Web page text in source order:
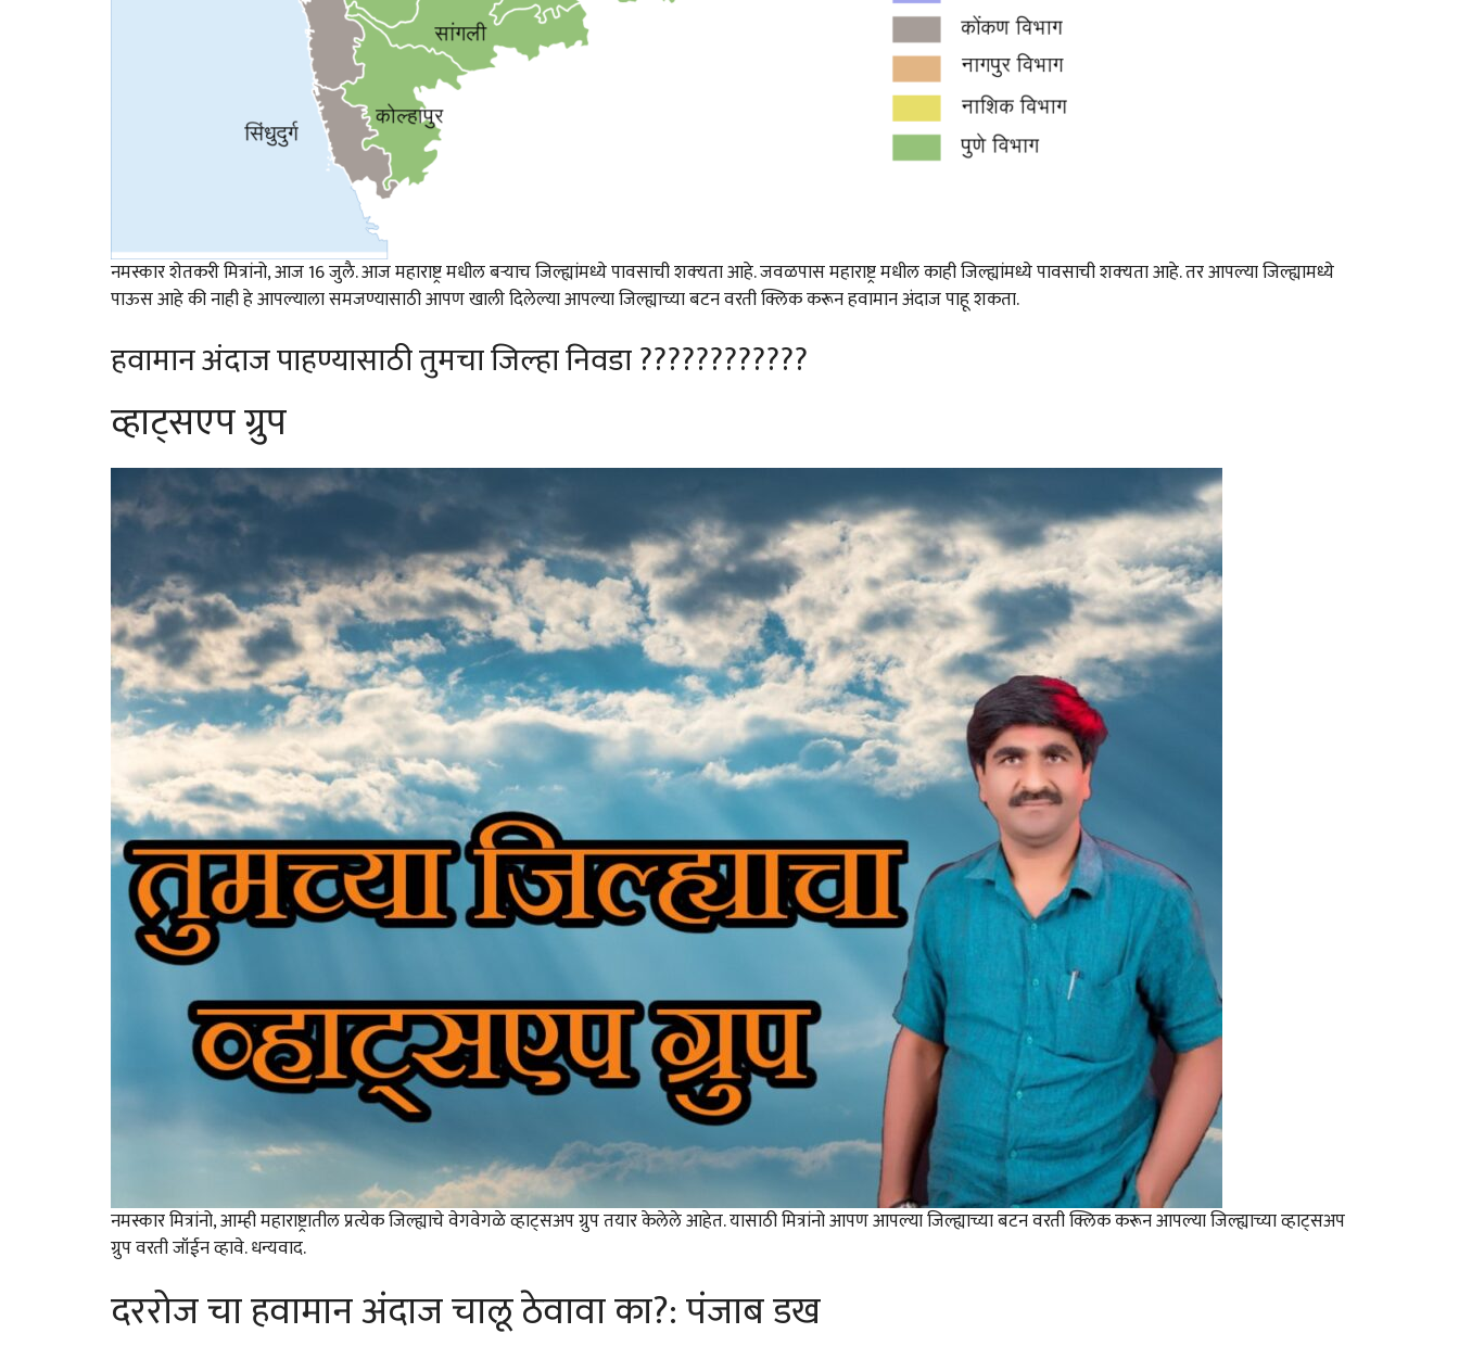
नमस्कार शेतकरी मित्रांनो, आज 16 जुलै. आज महाराष्ट्र मधील बऱ्याच जिल्ह्यांमध्ये पावसाची शक्‍यता आहे. जवळपास महाराष्ट्र मधील काही जिल्ह्यांमध्ये पावसाची शक्‍यता आहे. तर आपल्या जिल्ह्यामध्ये
पाऊस आहे की नाही हे आपल्याला समजण्यासाठी आपण खाली दिलेल्या आपल्या जिल्ह्याच्या बटन वरती क्लिक करून हवामान अंदाज पाहू शकता.
हवामान अंदाज पाहण्यासाठी तुमचा जिल्हा निवडा ????????????
व्हाट्सएप ग्रुप
नमस्कार मित्रांनो, आम्ही महाराष्ट्रातील प्रत्येक जिल्ह्याचे वेगवेगळे व्हाट्सअप ग्रुप तयार केलेले आहेत. यासाठी मित्रांनो आपण आपल्या जिल्ह्याच्या बटन वरती क्लिक करून आपल्या जिल्ह्याच्या व्हाट्सअप
ग्रुप वरती जॉईन व्हावे. धन्यवाद.
दररोज चा हवामान अंदाज चालू ठेवावा का?: पंजाब डख